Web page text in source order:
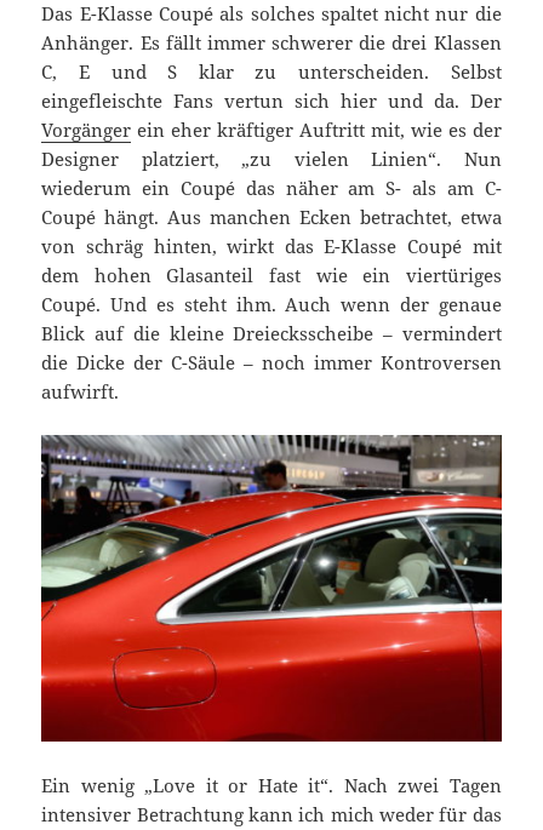
Das E-Klasse Coupé als solches spaltet nicht nur die
Anhänger. Es fällt immer schwerer die drei Klassen
C, E und S klar zu unterscheiden. Selbst
eingefleischte Fans vertun sich hier und da. Der
Vorgänger ein eher kräftiger Auftritt mit, wie es der
Designer platziert, „zu vielen Linien“. Nun
wiederum ein Coupé das näher am S- als am C-
Coupé hängt. Aus manchen Ecken betrachtet, etwa
von schräg hinten, wirkt das E-Klasse Coupé mit
dem hohen Glasanteil fast wie ein viertüriges
Coupé. Und es steht ihm. Auch wenn der genaue
Blick auf die kleine Dreiecksscheibe – vermindert
die Dicke der C-Säule – noch immer Kontroversen
aufwirft.
Ein wenig „Love it or Hate it“. Nach zwei Tagen
intensiver Betrachtung kann ich mich weder für das